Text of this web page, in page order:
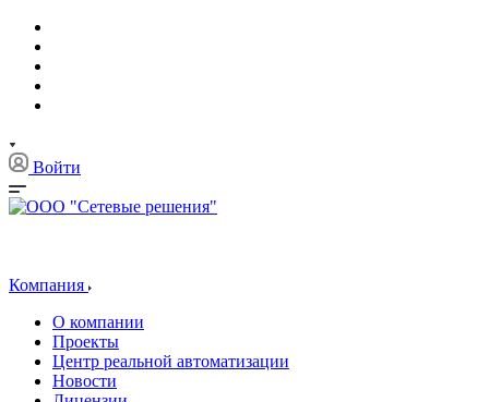
Войти
Компания
О компании
Проекты
Центр реальной автоматизации
Новости